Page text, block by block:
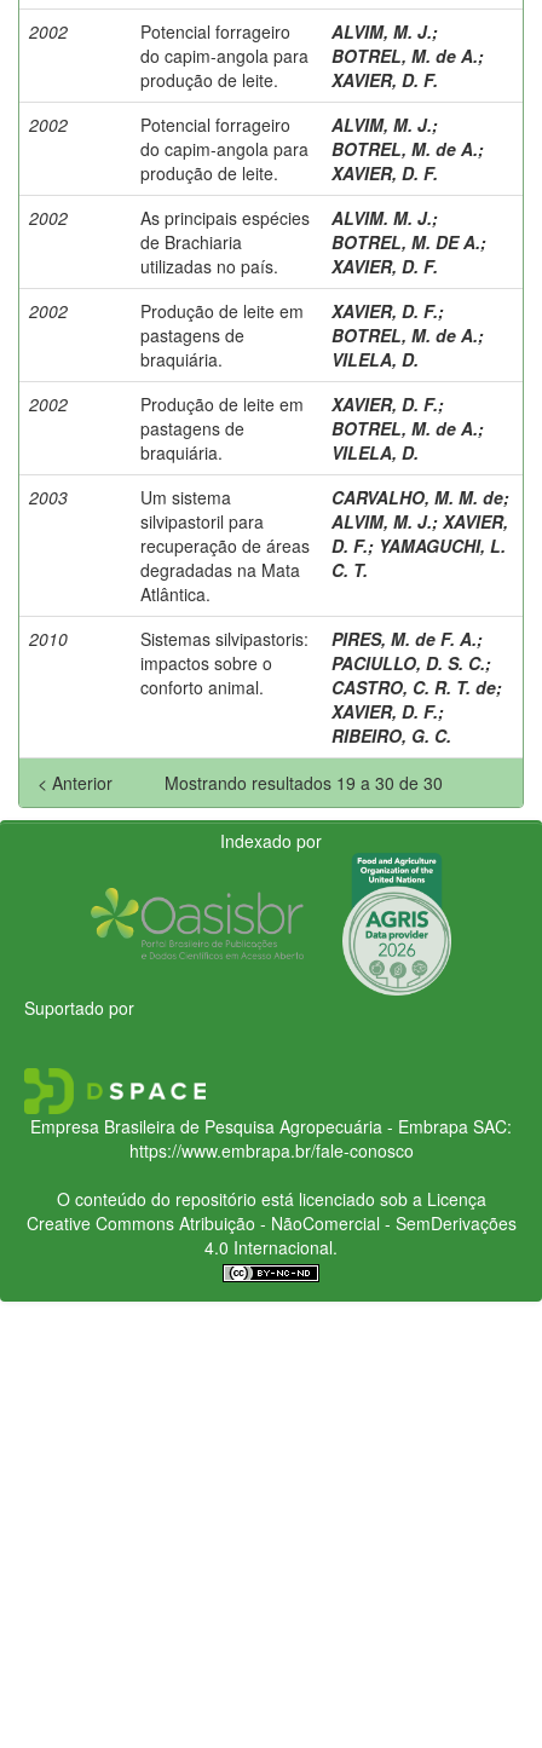
2002
Potencial forrageiro
do capim-angola para
produção de leite.
ALVIM, M. J.;
BOTREL, M. de A.;
XAVIER, D. F.
2002
Potencial forrageiro
do capim-angola para
produção de leite.
ALVIM, M. J.;
BOTREL, M. de A.;
XAVIER, D. F.
2002
As principais espécies
de Brachiaria
utilizadas no país.
ALVIM. M. J.;
BOTREL, M. DE A.;
XAVIER, D. F.
2002
Produção de leite em
pastagens de
braquiária.
XAVIER, D. F.;
BOTREL, M. de A.;
VILELA, D.
2002
Produção de leite em
pastagens de
braquiária.
XAVIER, D. F.;
BOTREL, M. de A.;
VILELA, D.
2003
Um sistema
silvipastoril para
recuperação de áreas
degradadas na Mata
Atlântica.
CARVALHO, M. M. de;
ALVIM, M. J.; XAVIER,
D. F.; YAMAGUCHI, L.
C. T.
2010
Sistemas silvipastoris:
impactos sobre o
conforto animal.
PIRES, M. de F. A.;
PACIULLO, D. S. C.;
CASTRO, C. R. T. de;
XAVIER, D. F.;
RIBEIRO, G. C.
Mostrando resultados 19 a 30 de 30
< Anterior
Indexado por
Suportado por
Empresa Brasileira de Pesquisa Agropecuária - Embrapa SAC:
https://www.embrapa.br/fale-conosco
O conteúdo do repositório está licenciado sob a Licença
Creative CommonsAtribuição - NãoComercial - SemDerivações
4.0 Internacional.